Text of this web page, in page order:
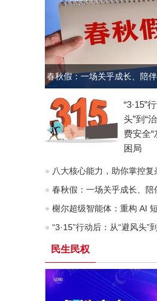
春秋假：一场关乎成长、陪
“3·15”
头”到“
费安全
困局
民生民权